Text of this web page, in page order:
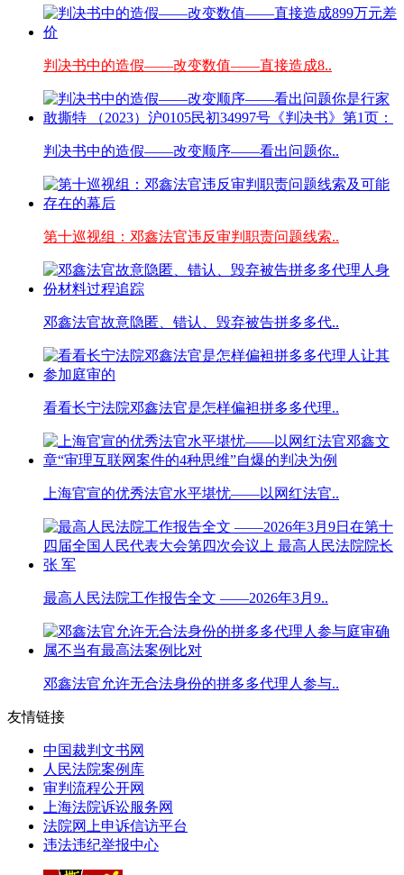
判决书中的造假——改变数值——直接造成8..
判决书中的造假——改变顺序——看出问题你..
第十巡视组：邓鑫法官违反审判职责问题线索..
邓鑫法官故意隐匿、错认、毁弃被告拼多多代..
看看长宁法院邓鑫法官是怎样偏袒拼多多代理..
上海官宣的优秀法官水平堪忧——以网红法官..
最高人民法院工作报告全文 ——2026年3月9..
邓鑫法官允许无合法身份的拼多多代理人参与..
友情链接
中国裁判文书网
人民法院案例库
审判流程公开网
上海法院诉讼服务网
法院网上申诉信访平台
违法违纪举报中心